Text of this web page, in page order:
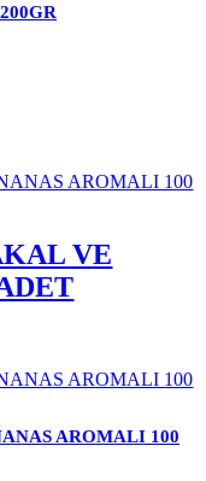
VE
AROMALI 100